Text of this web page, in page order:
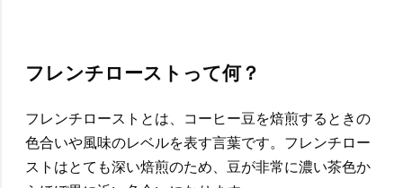
フレンチローストって何？
フレンチローストとは、コーヒー豆を焙煎するときの
色合いや風味のレベルを表す言葉です。フレンチロー
ストはとても深い焙煎のため、豆が非常に濃い茶色か